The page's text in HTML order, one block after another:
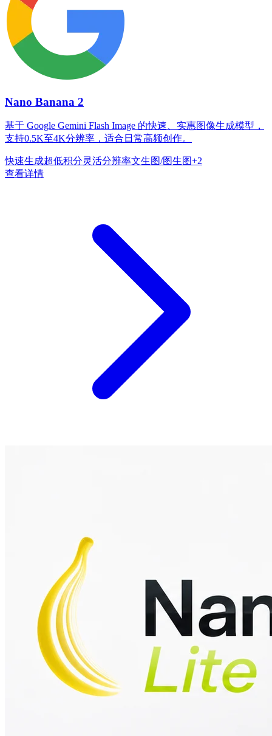
Nano Banana 2
基于 Google Gemini Flash Image 的快速、实惠图像生成模型，
支持0.5K至4K分辨率，适合日常高频创作。
快速生成超低积分灵活分辨率文生图/图生图+2
查看详情